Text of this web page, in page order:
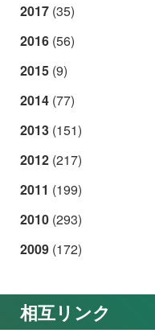
2017 (35)
2016 (56)
2015 (9)
2014 (77)
2013 (151)
2012 (217)
2011 (199)
2010 (293)
2009 (172)
相互リンク